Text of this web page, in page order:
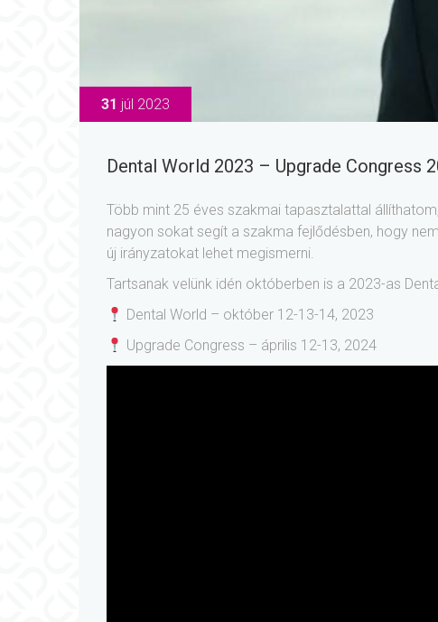
31 júl 2023
Dental World 2023 – Upgrade Congress
Több mint 25 éves szakmai tapasztalattal
nagyon sokat segít a szakma fejlődésben, hogy
új irányzatokat lehet megismerni.
Tartsanak velünk idén októberben is a 2023-as
Dental World – október 12-13-14, 2023
Upgrade Congress – április 12-13, 2024